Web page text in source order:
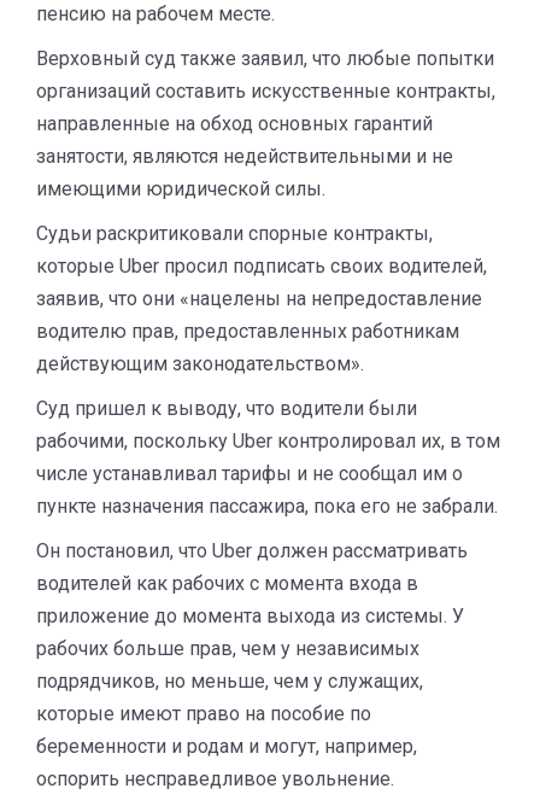
пенсию на рабочем месте.
Верховный суд также заявил, что любые попытки
организаций составить искусственные контракты,
направленные на обход основных гарантий
занятости, являются недействительными и не
имеющими юридической силы.
Судьи раскритиковали спорные контракты,
которые Uber просил подписать своих водителей,
заявив, что они «нацелены на непредоставление
водителю прав, предоставленных работникам
действующим законодательством».
Суд пришел к выводу, что водители были
рабочими, поскольку Uber контролировал их, в том
числе устанавливал тарифы и не сообщал им о
пункте назначения пассажира, пока его не забрали.
Он постановил, что Uber должен рассматривать
водителей как рабочих с момента входа в
приложение до момента выхода из системы. У
рабочих больше прав, чем у независимых
подрядчиков, но меньше, чем у служащих,
которые имеют право на пособие по
беременности и родам и могут, например,
оспорить несправедливое увольнение.